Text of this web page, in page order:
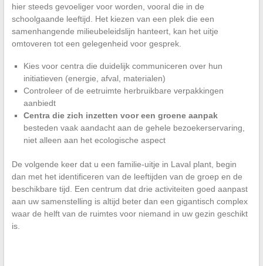
hier steeds gevoeliger voor worden, vooral die in de
schoolgaande leeftijd. Het kiezen van een plek die een
samenhangende milieubeleidslijn hanteert, kan het uitje
omtoveren tot een gelegenheid voor gesprek.
Kies voor centra die duidelijk communiceren over hun
initiatieven (energie, afval, materialen)
Controleer of de eetruimte herbruikbare verpakkingen
aanbiedt
Centra die zich inzetten voor een groene aanpak
besteden vaak aandacht aan de gehele bezoekerservaring,
niet alleen aan het ecologische aspect
De volgende keer dat u een familie-uitje in Laval plant, begin
dan met het identificeren van de leeftijden van de groep en de
beschikbare tijd. Een centrum dat drie activiteiten goed aanpast
aan uw samenstelling is altijd beter dan een gigantisch complex
waar de helft van de ruimtes voor niemand in uw gezin geschikt
is.